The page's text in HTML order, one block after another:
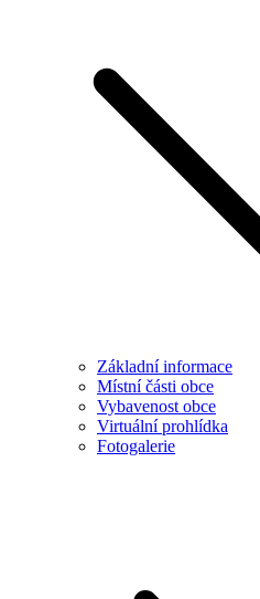
Základní informace
Místní části obce
Vybavenost obce
Virtuální prohlídka
Fotogalerie